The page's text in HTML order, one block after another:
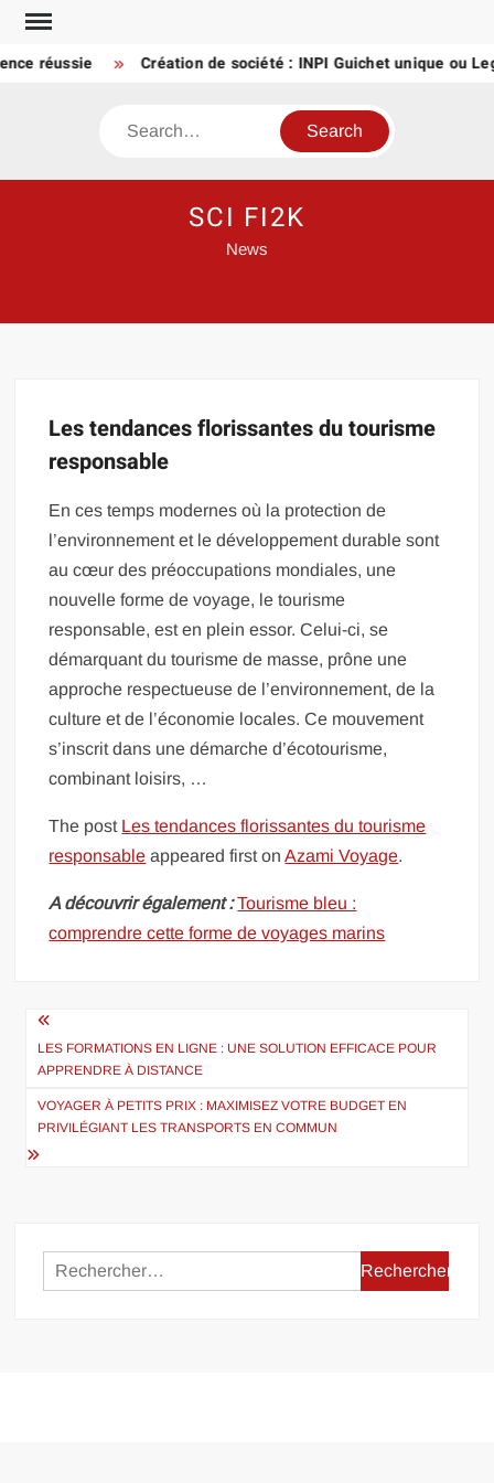
Skip
contentréussie Création de société : INPI Guichet unique ou
Search
SCI FI2K
News
Les tendances florissantes du tourisme
responsable
En ces temps modernes où la protection de
l’environnement et le développement durable sont
au cœur des préoccupations mondiales, une
nouvelle forme de voyage, le tourisme
responsable, est en plein essor. Celui-ci, se
démarquant du tourisme de masse, prône une
approche respectueuse de l’environnement, de la
culture et de l’économie locales. Ce mouvement
s’inscrit dans une démarche d’écotourisme,
combinant loisirs, …
The post Les tendances florissantes du tourisme
responsable appeared first onAzami Voyage.
A découvrir également : Tourisme bleu :
comprendre cette forme de voyages marins
Navigation
de
l’article
LES FORMATIONS EN LIGNE : UNE SOLUTION EFFICACE POUR
APPRENDRE À DISTANCE
VOYAGER À PETITS PRIX : MAXIMISEZ VOTRE BUDGET EN
PRIVILÉGIANT LES TRANSPORTS EN COMMUN
Rechercher :